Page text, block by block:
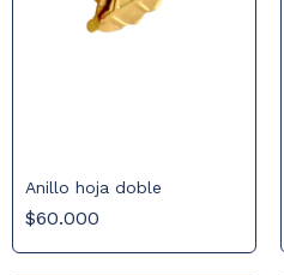
Anillo hoja doble
$60.000